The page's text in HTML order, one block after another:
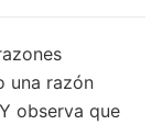
una razón
observa que